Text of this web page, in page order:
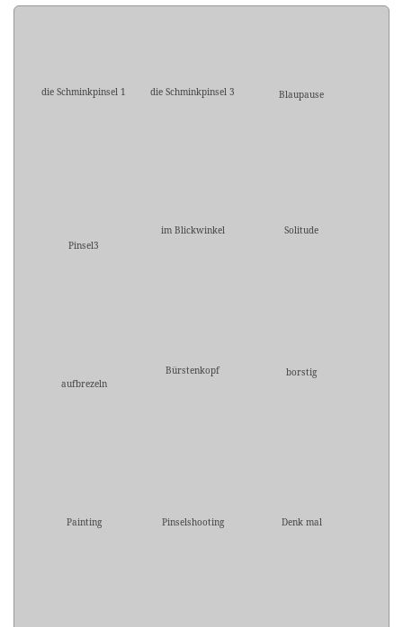
die Schminkpinsel 1 die Schminkpinsel 3 Blaupause
Pinsel3
im Blickwinkel Solitude
aufbrezeln
Bürstenkopf borstig
Painting Pinselshooting Denk mal